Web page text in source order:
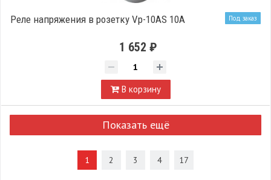
Под заказ
Реле напряжения в розетку Vp-10AS 10А
1 652 ₽
В корзину
Показать ещё
1 2 3 4 17